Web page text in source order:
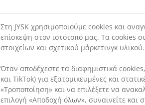
Στη JYSK χρησιμοποιούμε cookies και
επίσκεψη στον ιστότοπό μας. Τα cookies
στοιχείων και σχετικού μάρκετινγκ υλικού.
Όταν αποδέχεστε τα διαφημιστικά
και TikTok) για εξατομικευμένες και
«Τροποποίηση» και να επιλέξετε να
επιλογή «Αποδοχή όλων», συναινείτε και